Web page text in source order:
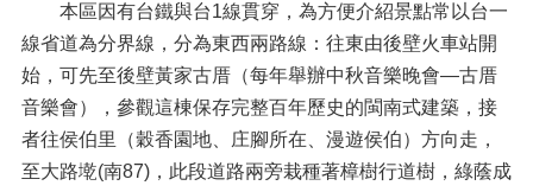
本區因有台鐵與台1線貫穿，為方便介紹景點常以台一
線省道為分界線，分為東西兩路線：往東由後壁火車站開
始，可先至後壁黃家古厝（每年舉辦中秋音樂晚會—古厝
音樂會），參觀這棟保存完整百年歷史的閩南式建築，接
者往侯伯里（穀香園地、庄腳所在、漫遊侯伯）方向走，
至大路墘(南87)，此段道路兩旁栽種著樟樹行道樹，綠蔭成